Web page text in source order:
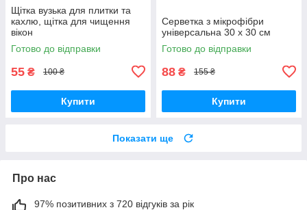
Щітка вузька для плитки та
кахлю, щітка для чищення
вікон
Готово до відправки
55 ₴ 100 ₴
Купити
Серветка з мікрофібри
універсальна 30 х 30 см
Готово до відправки
88 ₴ 155 ₴
Купити
Показати ще
Про нас
97% позитивних з 720 відгуків за рік